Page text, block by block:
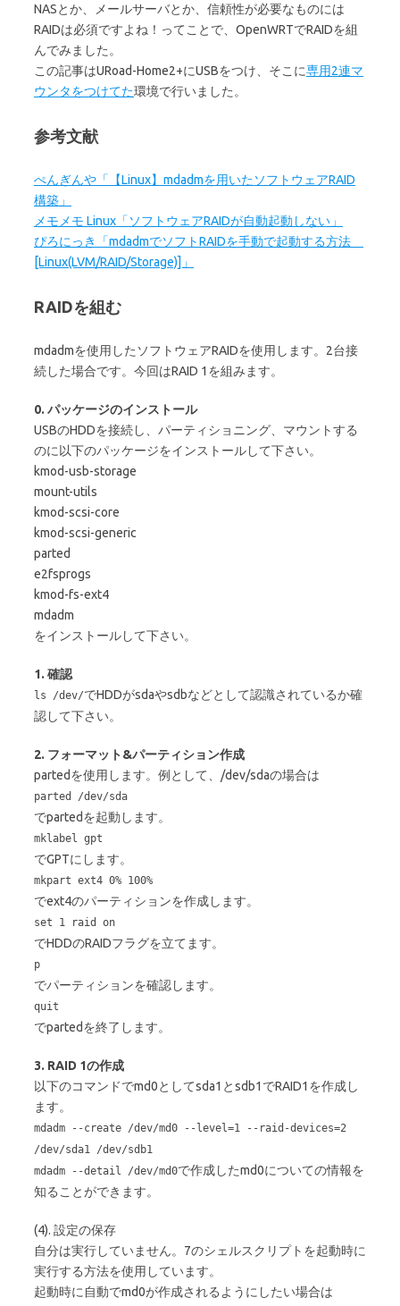
NASとか、メールサーバとか、信頼性が必要なものには
RAIDは必須ですよね！ってことで、OpenWRTでRAIDを組
んでみました。
この記事はURoad-Home2+にUSBをつけ、そこに専用2連マ
ウンタをつけてた環境で行いました。
参考文献
ぺんぎんや「【Linux】mdadmを用いたソフトウェアRAID
構築」
メモメモ Linux「ソフトウェアRAIDが自動起動しない」
ぴろにっき「mdadmでソフトRAIDを手動で起動する方法
[Linux(LVM/RAID/Storage)]」
RAIDを組む
mdadmを使用したソフトウェアRAIDを使用します。2台接
続した場合です。今回はRAID 1を組みます。
0. パッケージのインストール
USBのHDDを接続し、パーティショニング、マウントする
のに以下のパッケージをインストールして下さい。
kmod-usb-storage
mount-utils
kmod-scsi-core
kmod-scsi-generic
parted
e2fsprogs
kmod-fs-ext4
mdadm
をインストールして下さい。
1. 確認
ls /dev/でHDDがsdaやsdbなどとして認識されているか確
認して下さい。
2. フォーマット&パーティション作成
partedを使用します。例として、/dev/sdaの場合は
parted /dev/sda
でpartedを起動します。
mklabel gpt
でGPTにします。
mkpart ext4 0% 100%
でext4のパーティションを作成します。
set 1 raid on
でHDDのRAIDフラグを立てます。
p
でパーティションを確認します。
quit
でpartedを終了します。
3. RAID 1の作成
以下のコマンドでmd0としてsda1とsdb1でRAID1を作成し
ます。
mdadm --create /dev/md0 --level=1 --raid-devices=2
/dev/sda1 /dev/sdb1
mdadm --detail /dev/md0で作成したmd0についての情報を
知ることができます。
(4). 設定の保存
自分は実行していません。7のシェルスクリプトを起動時に
実行する方法を使用しています。
起動時に自動でmd0が作成されるようにしたい場合は